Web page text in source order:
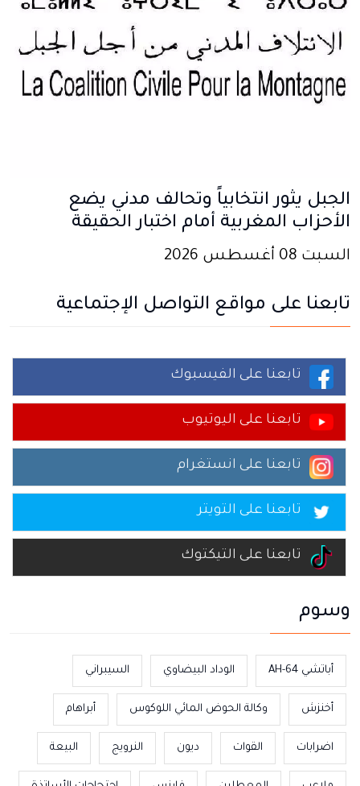
الجبل يثور انتخابياً وتحالف مدني يضع
الأحزاب المغربية أمام اختبار الحقيقة
السبت 08 أغسطس 2026
تابعنا على مواقع التواصل الإجتماعية
تابعنا على الفيسبوك
تابعنا على اليوتيوب
تابعنا على انستغرام
تابعنا على التويتر
تابعنا على التيكتوك
وسوم
أباتشي AH-64 الوداد البيضاوي السيبراني
أخنزش وكالة الحوض المائي اللوكوس أبراهام
اضرابات القوات ديون النرويج البيعة